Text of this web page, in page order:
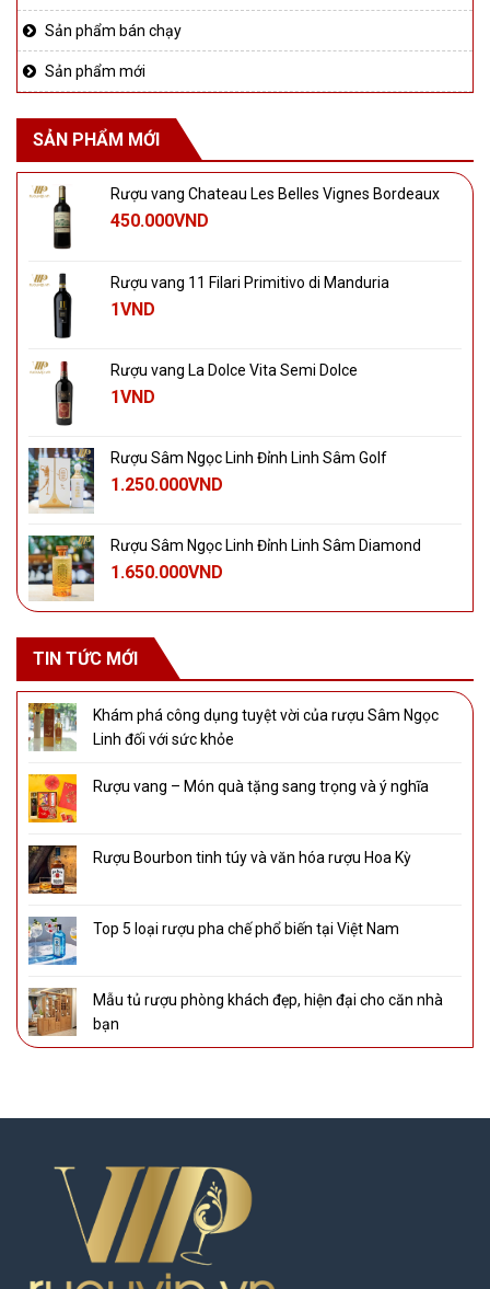
Sản phẩm bán chạy
Sản phẩm mới
SẢN PHẨM MỚI
Rượu vang Chateau Les Belles Vignes Bordeaux
450.000VND
Rượu vang 11 Filari Primitivo di Manduria
1VND
Rượu vang La Dolce Vita Semi Dolce
1VND
Rượu Sâm Ngọc Linh Đỉnh Linh Sâm Golf
1.250.000VND
Rượu Sâm Ngọc Linh Đỉnh Linh Sâm Diamond
1.650.000VND
TIN TỨC MỚI
Khám phá công dụng tuyệt vời của rượu Sâm Ngọc
Linh đối với sức khỏe
Rượu vang – Món quà tặng sang trọng và ý nghĩa
Rượu Bourbon tinh túy và văn hóa rượu Hoa Kỳ
Top 5 loại rượu pha chế phổ biến tại Việt Nam
Mẫu tủ rượu phòng khách đẹp, hiện đại cho căn nhà
bạn